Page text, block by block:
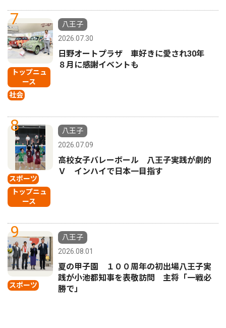
7
トップニュ
ース
社会
八王子
2026.07.30
日野オートプラザ 車好きに愛され30年
８月に感謝イベントも
8
スポーツ
トップニュ
ース
八王子
2026.07.09
高校女子バレーボール 八王子実践が劇的
Ｖ インハイで日本一目指す
9
スポーツ
八王子
2026.08.01
夏の甲子園 １００周年の初出場八王子実
践が小池都知事を表敬訪問 主将「一戦必
勝で」